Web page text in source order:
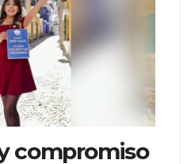
compromiso